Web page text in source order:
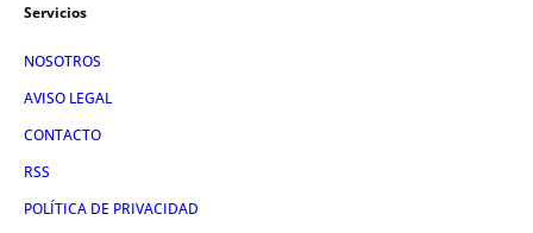
Servicios
NOSOTROS
AVISO LEGAL
CONTACTO
RSS
POLÍTICA DE PRIVACIDAD